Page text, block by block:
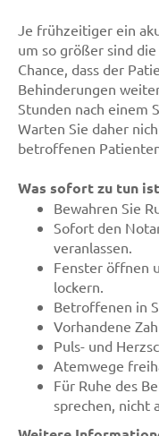
Je frühzeitiger ein
um so größer sind
Chance, dass der
Behinderungen
Stunden nach einem
Warten Sie daher
betroffenen
Was sofort zu tun
Bewahren Sie
Sofort den
veranlassen.
Fenster öffnen
lockern.
Betroffenen in
Vorhandene
Puls- und
Atemwege
Für Ruhe des
sprechen, nicht